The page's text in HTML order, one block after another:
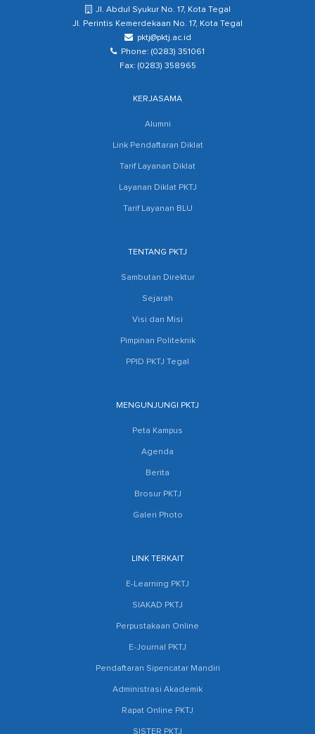
Jl. Abdul Syukur No. 17, Kota Tegal
Jl. Perintis Kemerdekaan No. 17, Kota Tegal
pktj@pktj.ac.id
Phone: (0283) 351061
Fax: (0283) 358965
KERJASAMA
Alumni
Link Pendaftaran Diklat
Tarif Layanan Diklat
Layanan Diklat PKTJ
Tarif Layanan BLU
TENTANG PKTJ
Sambutan Direktur
Sejarah
Visi dan Misi
Pimpinan Politeknik
PPID PKTJ Tegal
MENGUNJUNGI PKTJ
Peta Kampus
Agenda
Berita
Brosur PKTJ
Galeri Photo
LINK TERKAIT
E-Learning PKTJ
SIAKAD PKTJ
Perpustakaan Online
E-Journal PKTJ
Pendaftaran Sipencatar Mandiri
Administrasi Akademik
Rapat Online PKTJ
SISTER PKTJ